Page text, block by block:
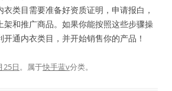
类目需要准备好资质证明，申请报白，
架和推广商品。如果你能按照这些步骤操
通内衣类目，并开始销售你的产品！
25日。属于快手蓝v分类。